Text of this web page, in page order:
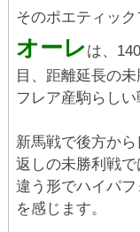
そのポエティッ
オーレは、
目、距離延長の
フレア産駒らしい
新馬戦で後方か
返しの未勝利戦
違う形でハイパ
を感じます。